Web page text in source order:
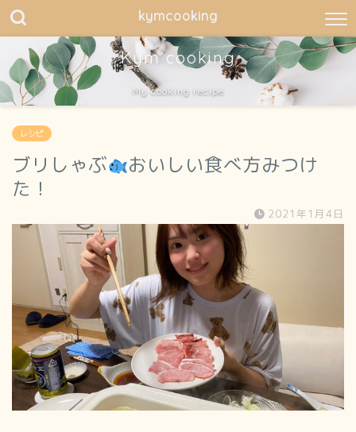
kymcooking
Kym cooking
My cooking recipe
レシピ
ブリしゃぶ
おいしい食べ方みつけ
た！
2021年1月4日